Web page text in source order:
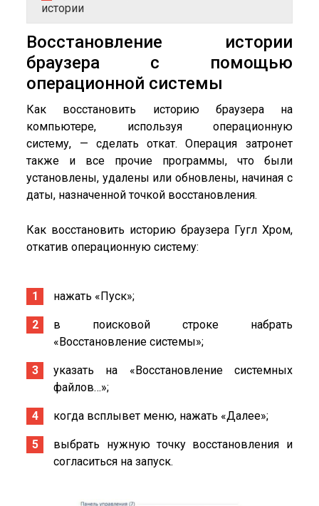
истории
Восстановление истории
браузера с помощью
операционной системы
Как восстановить историю браузера на
компьютере, используя операционную
систему, — сделать откат. Операция затронет
также и все прочие программы, что были
установлены, удалены или обновлены, начиная с
даты, назначенной точкой восстановления.
Как восстановить историю браузера Гугл Хром,
откатив операционную систему:
нажать «Пуск»;
в поисковой строке набрать
«Восстановление системы»;
указать на «Восстановление системных
файлов…»;
когда всплывет меню, нажать «Далее»;
выбрать нужную точку восстановления и
согласиться на запуск.